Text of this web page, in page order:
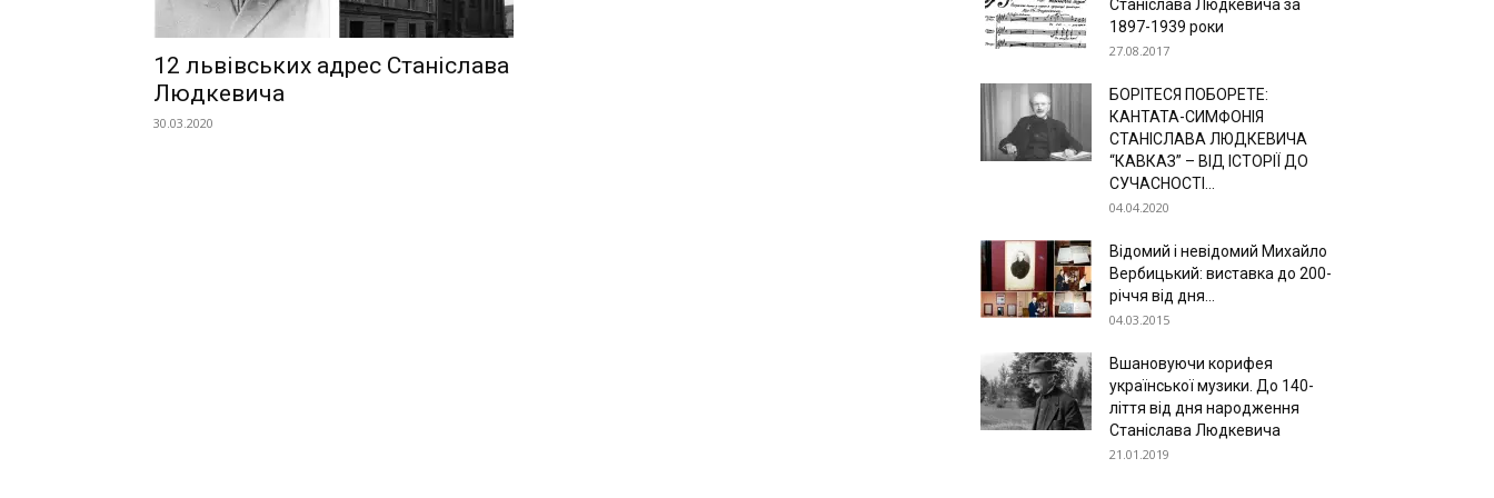
12 львівських адрес Станіслава
Людкевича
30.03.2020
Станіслава Людкевича за
1897-1939 роки
27.08.2017
БОРІТЕСЯ ПОБОРЕТЕ:
КАНТАТА-СИМФОНІЯ
СТАНІСЛАВА ЛЮДКЕВИЧА
“КАВКАЗ” – ВІД ІСТОРІЇ ДО
СУЧАСНОСТІ...
04.04.2020
Відомий і невідомий Михайло
Вербицький: виставка до 200-
річчя від дня...
04.03.2015
Вшановуючи корифея
української музики. До 140-
ліття від дня народження
Станіслава Людкевича
21.01.2019